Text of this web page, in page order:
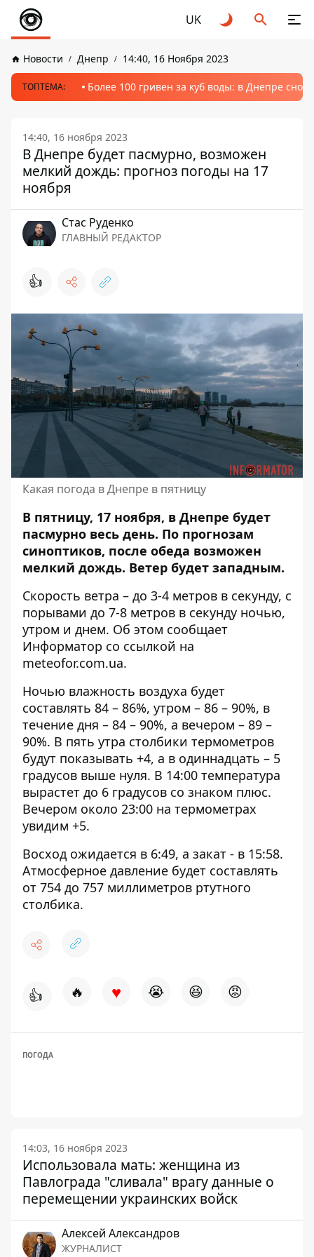
UK
Новости Днепр 14:40, 16 Ноября 2023
ТОПТЕМА: Более 100 гривен за куб воды: в Днепре
14:40, 16 ноября 2023
В Днепре будет пасмурно, возможен
мелкий дождь: прогноз погоды на 17
ноября
Стаc Руденко
ГЛАВНЫЙ РЕДАКТОР
👍
Какая погода в Днепре в пятницу
В пятницу, 17 ноября, в Днепре будет
пасмурно весь день. По прогнозам
синоптиков, после обеда возможен
мелкий дождь. Ветер будет западным.
Скорость ветра – до 3-4 метров в секунду, с
порывами до 7-8 метров в секунду ночью,
утром и днем. Об этом сообщает
Информатор со ссылкой на
meteofor.com.ua.
Ночью влажность воздуха будет
составлять 84 – 86%, утром – 86 – 90%, в
течение дня – 84 – 90%, а вечером – 89 –
90%. В пять утра столбики термометров
будут показывать +4, а в одиннадцать – 5
градусов выше нуля. В 14:00 температура
вырастет до 6 градусов со знаком плюс.
Вечером около 23:00 на термометрах
увидим +5.
Восход ожидается в 6:49, а закат - в 15:58.
Атмосферное давление будет составлять
от 754 до 757 миллиметров ртутного
столбика.
👍 🔥 ♥ 😭 😆 😡
ПОГОДА
14:03, 16 ноября 2023
Использовала мать: женщина из
Павлограда "сливала" врагу данные о
перемещении украинских войск
Алексей Александров
ЖУРНАЛИСТ